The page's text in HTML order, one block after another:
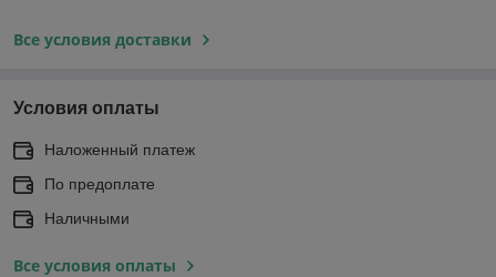
Все условия доставки
Условия оплаты
Наложенный платеж
По предоплате
Наличными
Все условия оплаты